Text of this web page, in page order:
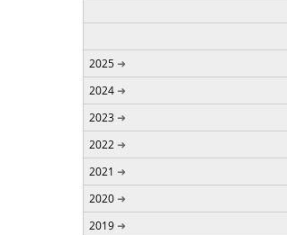
2025
2024
2023
2022
2021
2020
2019